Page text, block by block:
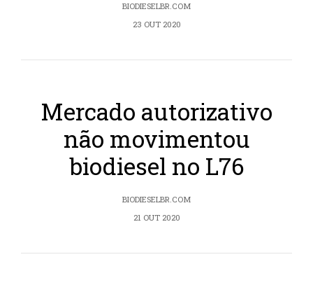
BIODIESELBR.COM
23 OUT 2020
Mercado autorizativo
não movimentou
biodiesel no L76
BIODIESELBR.COM
21 OUT 2020